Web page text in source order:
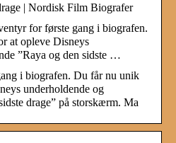
| Nordisk Film Biografer
for første gang i biografen.
at opleve Disneys
”Raya og den sidste …
i biografen. Du får nu unik
underholdende og
drage” på storskærm. Ma